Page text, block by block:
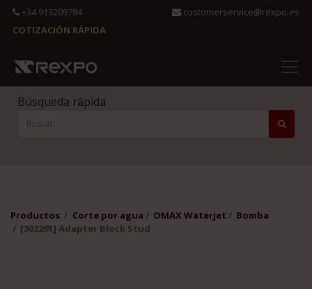
+34 913209784
customerservice@rexpo.es
COTIZACIÓN RÁPIDA
Búsqueda rápida
Productos Corte por agua OMAX Waterjet
Bomba
[303291] Adapter Block Stud